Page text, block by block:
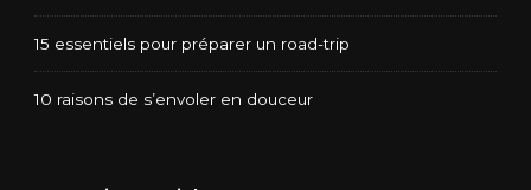
15 essentiels pour préparer un road-trip
10 raisons de s’envoler en douceur